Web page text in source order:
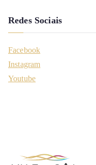
Redes Sociais
Facebook
Instagram
Youtube